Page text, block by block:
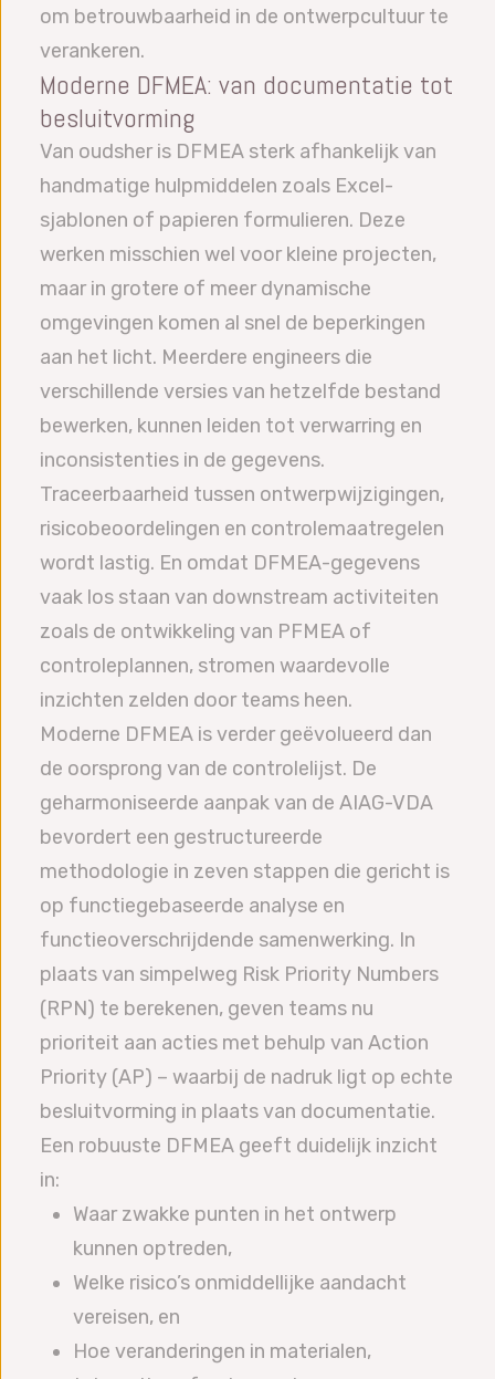
om betrouwbaarheid in de ontwerpcultuur te
verankeren.
Moderne DFMEA: van documentatie tot
besluitvorming
Van oudsher is DFMEA sterk afhankelijk van
handmatige hulpmiddelen zoals Excel-
sjablonen of papieren formulieren. Deze
werken misschien wel voor kleine projecten,
maar in grotere of meer dynamische
omgevingen komen al snel de beperkingen
aan het licht. Meerdere engineers die
verschillende versies van hetzelfde bestand
bewerken, kunnen leiden tot verwarring en
inconsistenties in de gegevens.
Traceerbaarheid tussen ontwerpwijzigingen,
risicobeoordelingen en controlemaatregelen
wordt lastig. En omdat DFMEA-gegevens
vaak los staan van downstream activiteiten
zoals de ontwikkeling van PFMEA of
controleplannen, stromen waardevolle
inzichten zelden door teams heen.
Moderne DFMEA is verder geëvolueerd dan
de oorsprong van de controlelijst. De
geharmoniseerde aanpak van de AIAG-VDA
bevordert een gestructureerde
methodologie in zeven stappen die gericht is
op functiegebaseerde analyse en
functieoverschrijdende samenwerking. In
plaats van simpelweg Risk Priority Numbers
(RPN) te berekenen, geven teams nu
prioriteit aan acties met behulp van Action
Priority (AP) – waarbij de nadruk ligt op echte
besluitvorming in plaats van documentatie.
Een robuuste DFMEA geeft duidelijk inzicht
in:
Waar zwakke punten in het ontwerp
kunnen optreden,
Welke risico’s onmiddellijke aandacht
vereisen, en
Hoe veranderingen in materialen,